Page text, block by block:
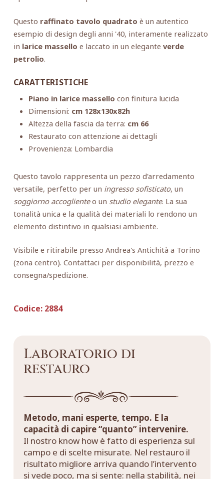
Questo raffinato tavolo quadrato è un autentico
esempio di design degli anni '40, interamente realizzato
in larice massello e laccato in un elegante verde
petrolio.
CARATTERISTICHE
Piano in larice massello con finitura lucida
Dimensioni: cm 128x130x82h
Altezza della fascia da terra: cm 66
Restaurato con attenzione ai dettagli
Provenienza: Lombardia
Questo tavolo rappresenta un pezzo d'arredamento
versatile, perfetto per un ingresso sofisticato, un
soggiorno accoglienteo un studio elegante. La sua
tonalità unica e la qualità dei materiali lo rendono un
elemento distintivo in qualsiasi ambiente.
Visibile e ritirabile presso Andrea's Antichità a Torino
(zona centro). Contattaci per disponibilità, prezzo e
consegna/spedizione.
Codice:2884
Laboratorio di
restauro
Metodo, mani esperte, tempo. E la
capacità di capire “quanto” intervenire.
Il nostro know how è fatto di esperienza sul
campo e di scelte misurate. Nel restauro il
risultato migliore arriva quando l’intervento
si vede poco, ma si sente: nella stabilità, nei